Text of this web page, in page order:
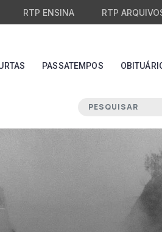
RTP ENSINA RTP
PASSATEMPOS